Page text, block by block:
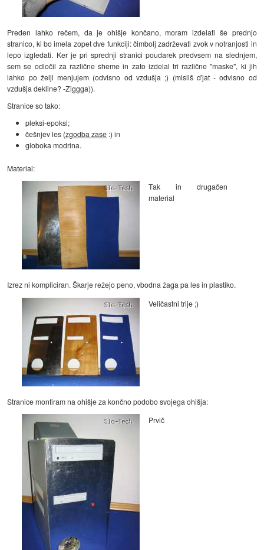
Preden lahko rečem, da je ohišje končano, moram izdelati še prednjo
stranico, ki bo imela zopet dve funkciji: čimbolj zadrževati zvok v notranjosti in
lepo izgledati. Ker je pri sprednji stranici poudarek predvsem na slednjem,
sem se odločil za različne sheme in zato izdelal tri različne "maske", ki jih
lahko po želji menjujem (odvisno od vzdušja ;) (misliš d'jat - odvisno od
vzdušja dekline? -Ziggga)).
Stranice so tako:
pleksi-epoksi;
češnjev les (zgodba zase :) in
globoka modrina.
Material:
Tak in drugačen
material
Izrez ni kompliciran. Škarje režejo peno, vbodna žaga pa les in plastiko.
Veličastni trije ;)
Stranice montiram na ohišje za končno podobo svojega ohišja:
Prvič